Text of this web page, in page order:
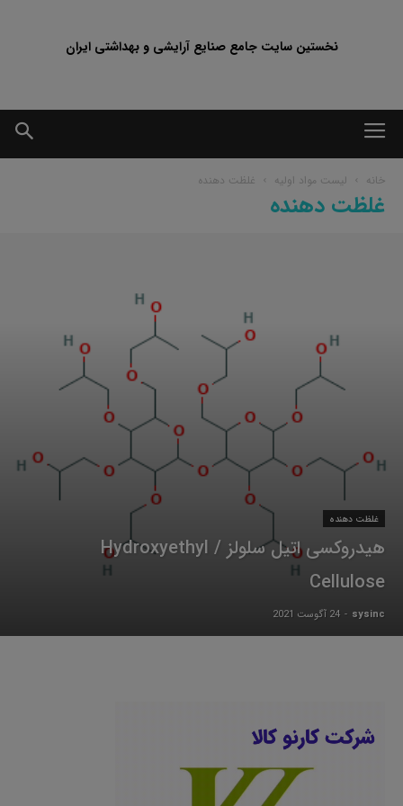
نخستین سایت جامع صنایع آرایشی و بهداشتی ایران
خانه لیست مواد اولیه غلظت دهنده
غلظت دهنده
غلظت دهنده
هیدروکسی اتیل سلولز / Hydroxyethyl
Cellulose
sysinc
- 24 آگوست 2021